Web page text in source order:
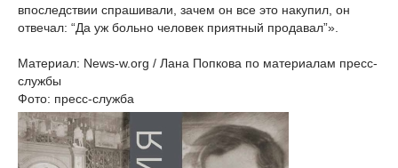
впоследствии спрашивали, зачем он все это накупил, он
отвечал: “Да уж больно человек приятный продавал”».
Материал: News-w.org / Лана Попкова по материалам пресс-
службы
Фото: пресс-служба